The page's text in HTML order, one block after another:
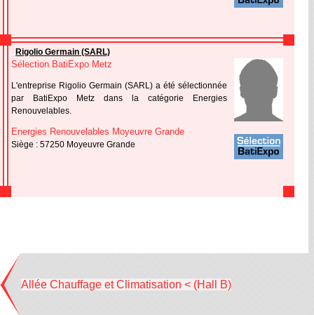
Rigolio Germain (SARL)
Sélection BatiExpo Metz
L'entreprise Rigolio Germain (SARL) a été sélectionnée
par BatiExpo Metz dans la catégorie Energies
Renouvelables.
Energies Renouvelables Moyeuvre Grande
Siège : 57250 Moyeuvre Grande
Allée Chauffage et Climatisation < (Hall B)